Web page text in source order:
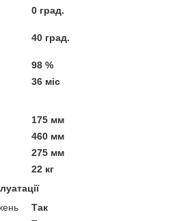
0 град.
40 град.
98 %
36 міс
175 мм
460 мм
275 мм
22 кг
Так